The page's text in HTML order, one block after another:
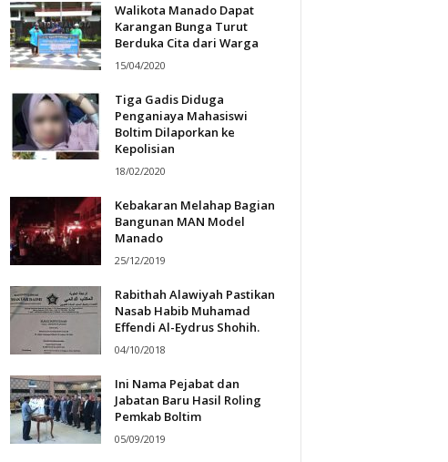
Walikota Manado Dapat
Karangan Bunga Turut
Berduka Cita dari Warga
15/04/2020
Tiga Gadis Diduga
Penganiaya Mahasiswi
Boltim Dilaporkan ke
Kepolisian
18/02/2020
Kebakaran Melahap Bagian
Bangunan MAN Model
Manado
25/12/2019
Rabithah Alawiyah Pastikan
Nasab Habib Muhamad
Effendi Al-Eydrus Shohih.
04/10/2018
Ini Nama Pejabat dan
Jabatan Baru Hasil Roling
Pemkab Boltim
05/09/2019